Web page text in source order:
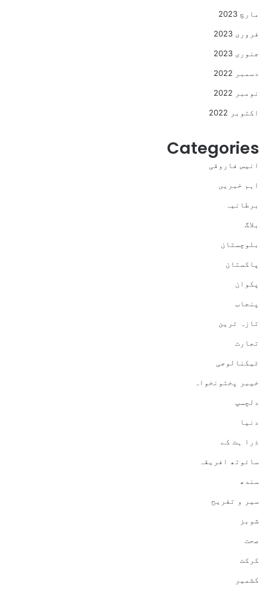
مارچ 2023
فروری 2023
جنوری 2023
دسمبر 2022
نومبر 2022
اکتوبر 2022
Categories
انیس فاروقی
اہم خبریں
برطانیہ
بلاگ
بلوچستان
پاکستان
پکوان
پنجاب
تازہ ترین
تجارت
ٹیکنالوجی
خیبر پختونخواہ
دلچسپ
دنیا
ذرا ہٹ کے
سائوتھ افریقہ
سندھ
سیر و تفریح
شوبز
صحت
کرکٹ
کشمیر